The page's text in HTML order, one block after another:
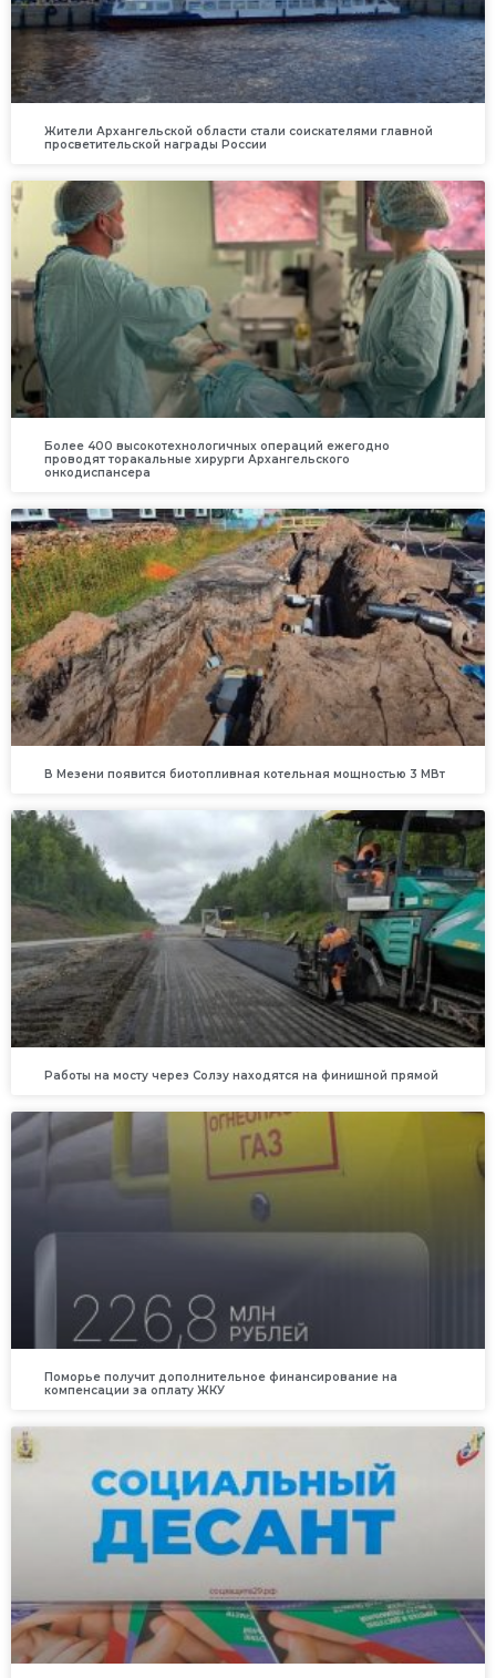
Жители Архангельской области стали соискателями главной
просветительской награды России
Более 400 высокотехнологичных операций ежегодно
проводят торакальные хирурги Архангельского
онкодиспансера
В Мезени появится биотопливная котельная мощностью 3 МВт
Работы на мосту через Солзу находятся на финишной прямой
Поморье получит дополнительное финансирование на
компенсации за оплату ЖКУ